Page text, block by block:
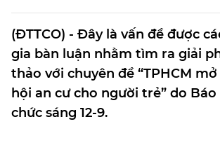
(ĐTTCO) - Đây là vấn đề được
gia bàn luận nhằm tìm ra giải
thảo với chuyên đề “TPHCM
hội an cư cho người trẻ” do
chức sáng 12-9.